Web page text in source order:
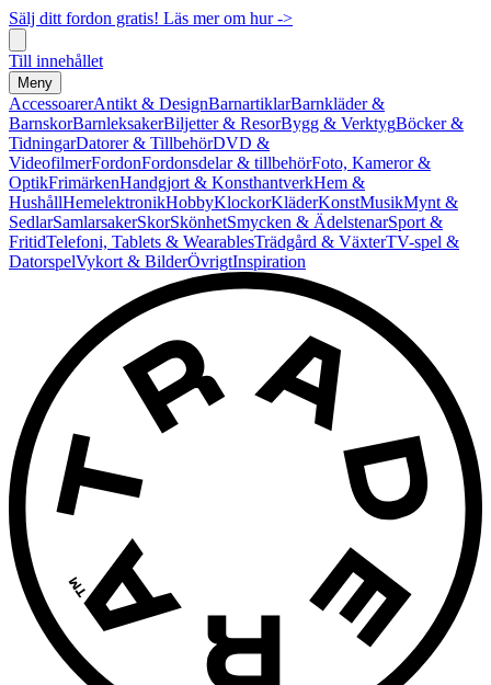
Sälj ditt fordon gratis! Läs mer om hur ->
Till innehållet
Meny
AccessoarerAntikt & DesignBarnartiklarBarnkläder &
BarnskorBarnleksakerBiljetter & ResorBygg & VerktygBöcker &
TidningarDatorer & TillbehörDVD &
VideofilmerFordonFordonsdelar & tillbehörFoto, Kameror &
OptikFrimärkenHandgjort & KonsthantverkHem &
HushållHemelektronikHobbyKlockorKläderKonstMusikMynt &
SedlarSamlarsakerSkorSkönhetSmycken & ÄdelstenarSport &
FritidTelefoni, Tablets & WearablesTrädgård & VäxterTV-spel &
DatorspelVykort & BilderÖvrigtInspiration